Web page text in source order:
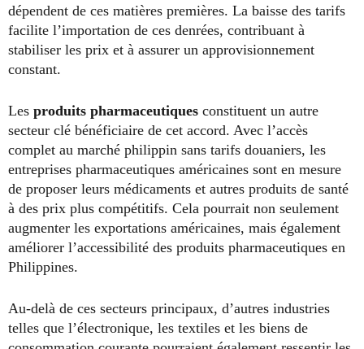
dépendent de ces matières premières. La baisse des tarifs
facilite l’importation de ces denrées, contribuant à
stabiliser les prix et à assurer un approvisionnement
constant.
Les produits pharmaceutiques constituent un autre
secteur clé bénéficiaire de cet accord. Avec l’accès
complet au marché philippin sans tarifs douaniers, les
entreprises pharmaceutiques américaines sont en mesure
de proposer leurs médicaments et autres produits de santé
à des prix plus compétitifs. Cela pourrait non seulement
augmenter les exportations américaines, mais également
améliorer l’accessibilité des produits pharmaceutiques en
Philippines.
Au-delà de ces secteurs principaux, d’autres industries
telles que l’électronique, les textiles et les biens de